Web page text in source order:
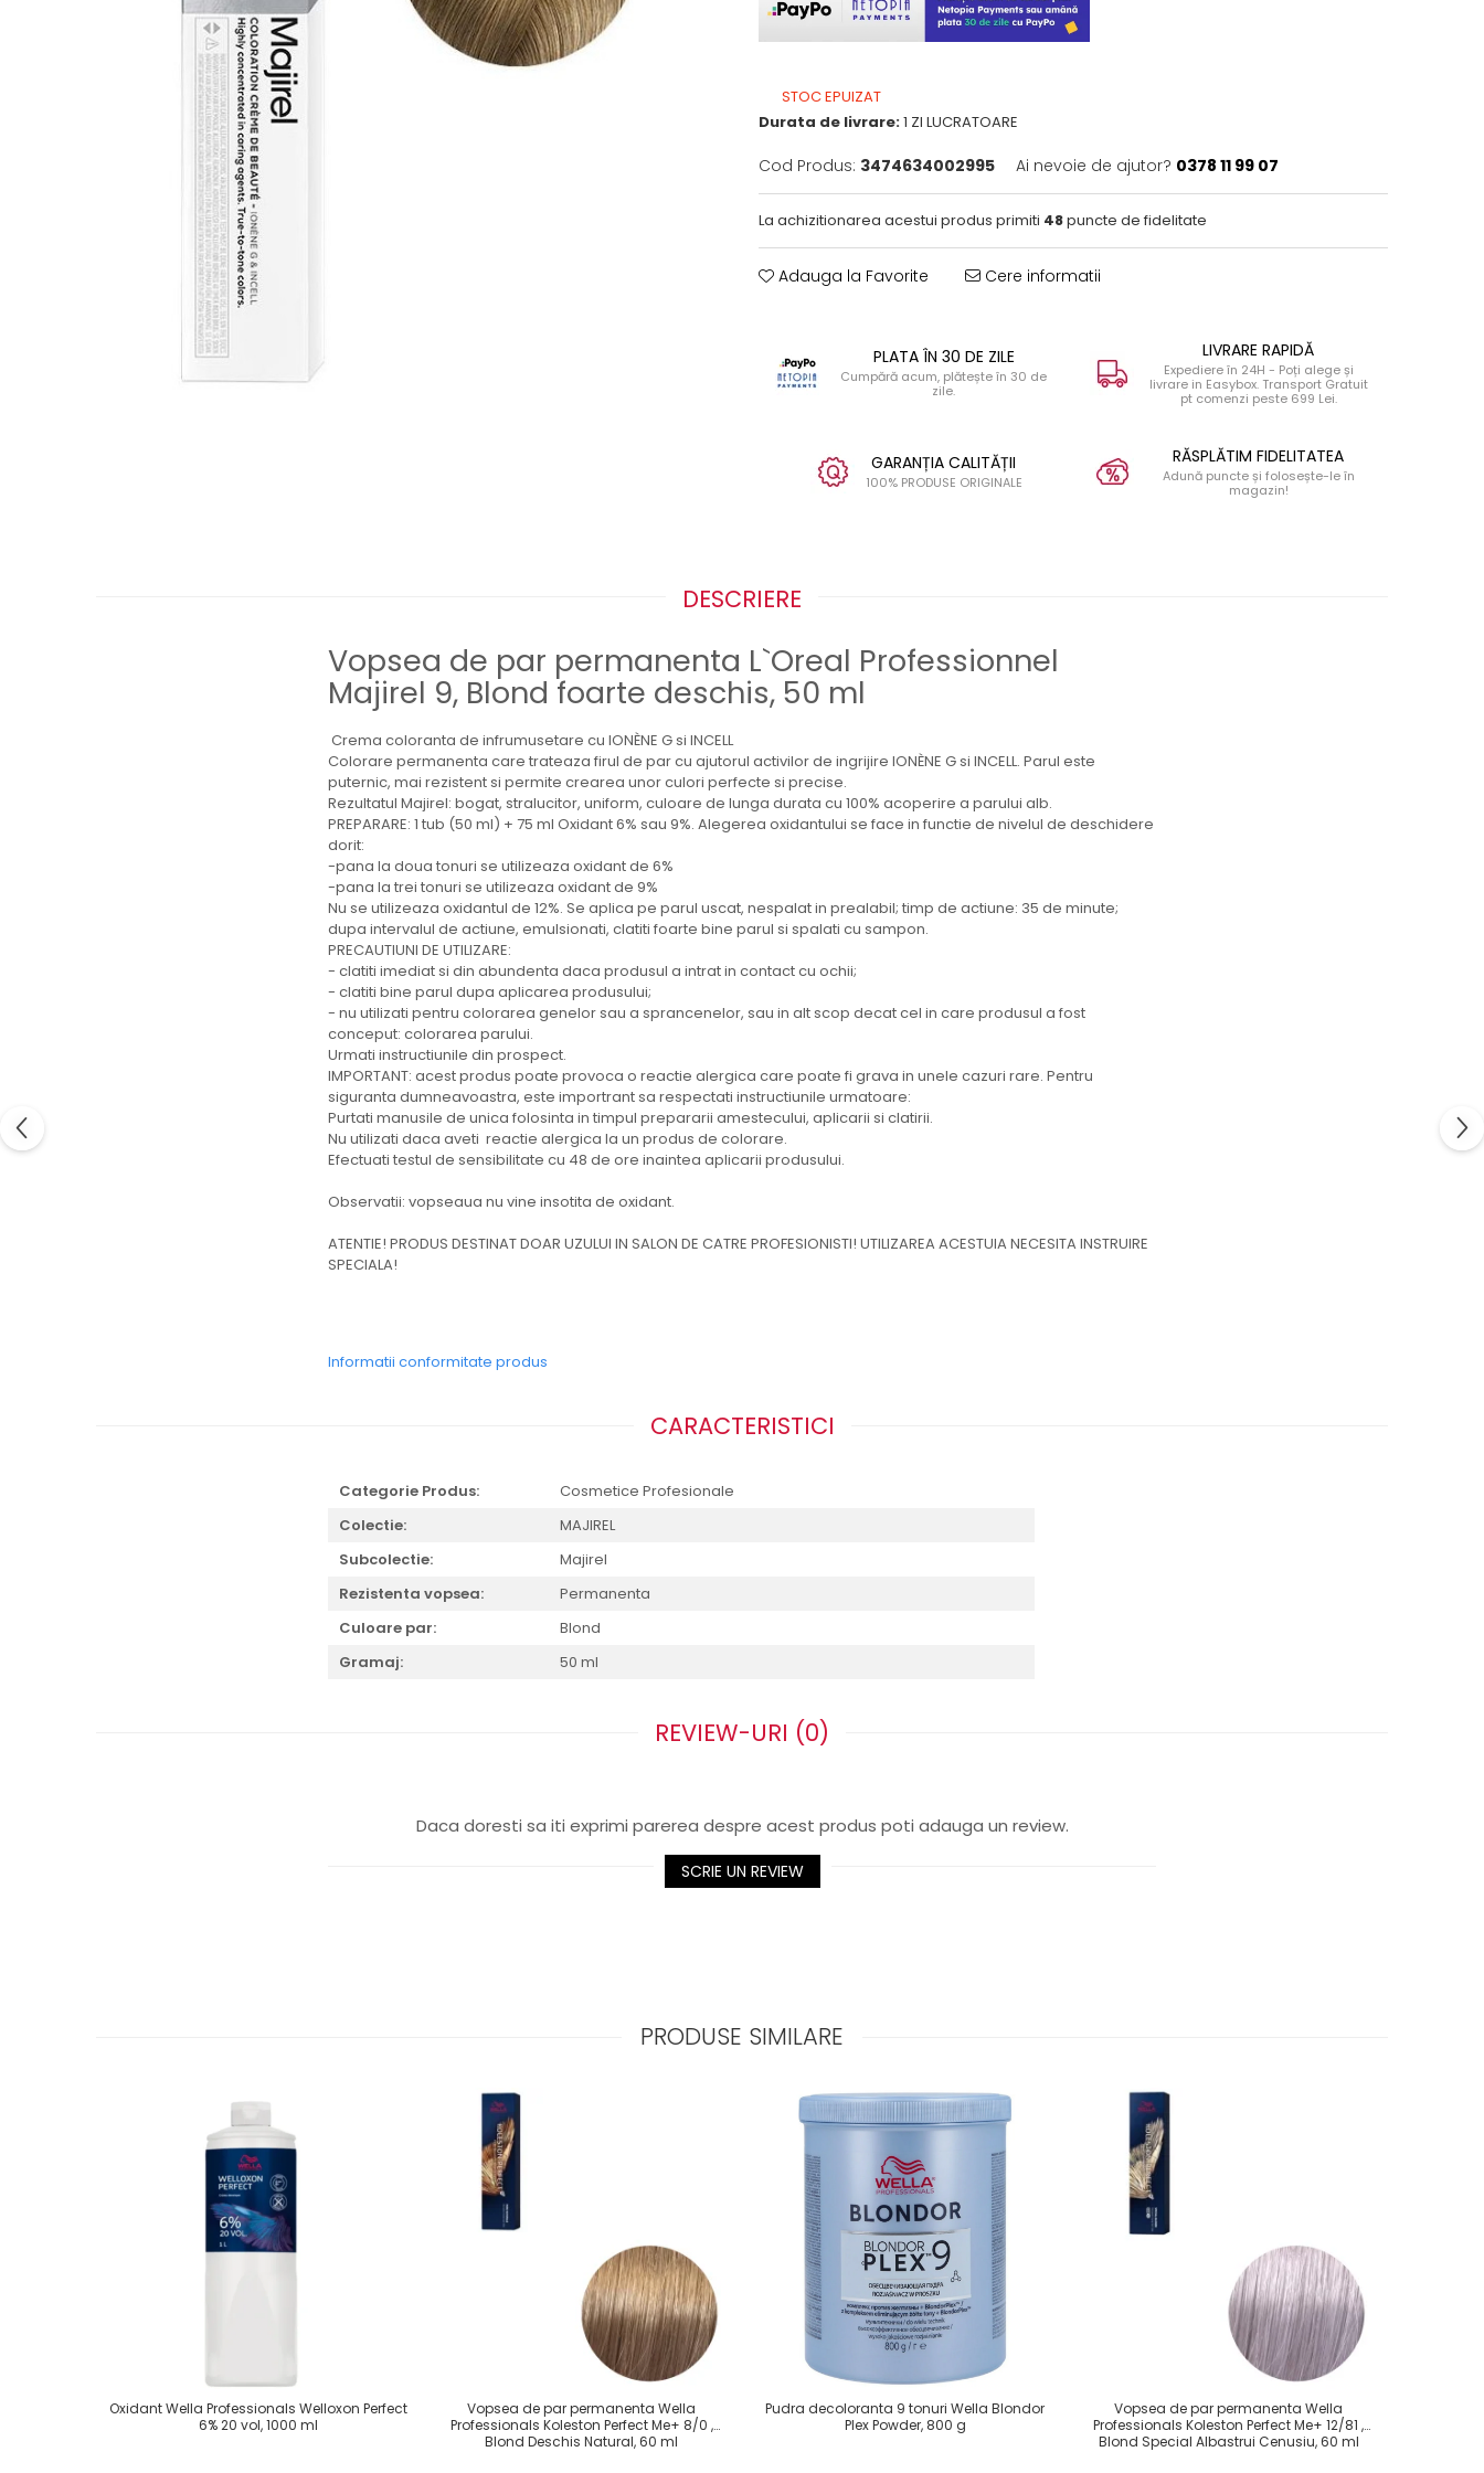
STOC EPUIZAT
Durata de livrare:1 ZI LUCRATOARE
Cod Produs: 3474634002995 Ai nevoie de ajutor? 0378 11 99 07
La achizitionarea acestui produs primiti 48puncte de fidelitate
Adauga la Favorite Cere informatii
PLATA ÎN 30 DE ZILE
Cumpără acum, plătește în 30 de
zile.
LIVRARE RAPIDĂ
Expediere în 24H - Poți alege și
livrare in Easybox. Transport Gratuit
pt comenzi peste 699 Lei.
GARANȚIA CALITĂȚII
100% PRODUSE ORIGINALE
RĂSPLĂTIM FIDELITATEA
Adună puncte și folosește-le în
magazin!
DESCRIERE
Vopsea de par permanenta L`Oreal Professionnel
Majirel 9, Blond foarte deschis, 50 ml
Crema coloranta de infrumusetare cu IONÈNE G si INCELL
Colorare permanenta care trateaza firul de par cu ajutorul activilor de ingrijire IONÈNE G si INCELL. Parul este
puternic, mai rezistent si permite crearea unor culori perfecte si precise.
Rezultatul Majirel: bogat, stralucitor, uniform, culoare de lunga durata cu 100% acoperire a parului alb.
PREPARARE: 1 tub (50 ml) + 75 ml Oxidant 6% sau 9%. Alegerea oxidantului se face in functie de nivelul de deschidere
dorit:
-pana la doua tonuri se utilizeaza oxidant de 6%
-pana la trei tonuri se utilizeaza oxidant de 9%
Nu se utilizeaza oxidantul de 12%. Se aplica pe parul uscat, nespalat in prealabil; timp de actiune: 35 de minute;
dupa intervalul de actiune, emulsionati, clatiti foarte bine parul si spalati cu sampon.
PRECAUTIUNI DE UTILIZARE:
- clatiti imediat si din abundenta daca produsul a intrat in contact cu ochii;
- clatiti bine parul dupa aplicarea produsului;
- nu utilizati pentru colorarea genelor sau a sprancenelor, sau in alt scop decat cel in care produsul a fost
conceput: colorarea parului.
Urmati instructiunile din prospect.
IMPORTANT: acest produs poate provoca o reactie alergica care poate fi grava in unele cazuri rare. Pentru
siguranta dumneavoastra, este importrant sa respectati instructiunile urmatoare:
Purtati manusile de unica folosinta in timpul prepararii amestecului, aplicarii si clatirii.
Nu utilizati daca aveti reactie alergica la un produs de colorare.
Efectuati testul de sensibilitate cu 48 de ore inaintea aplicarii produsului.
Observatii: vopseaua nu vine insotita de oxidant.
ATENTIE! PRODUS DESTINAT DOAR UZULUI IN SALON DE CATRE PROFESIONISTI! UTILIZAREA ACESTUIA NECESITA INSTRUIRE
SPECIALA!
Informatii conformitate produs
CARACTERISTICI
Categorie Produs:
Cosmetice Profesionale
Colectie:
MAJIREL
Subcolectie:
Majirel
Rezistenta vopsea:
Permanenta
Culoare par:
Blond
Gramaj:
50 ml
REVIEW-URI (0)
Daca doresti sa iti exprimi parerea despre acest produs poti adauga un review.
SCRIE UN REVIEW
PRODUSE SIMILARE
Oxidant Wella Professionals Welloxon Perfect
6% 20 vol, 1000 ml
Vopsea de par permanenta Wella
Professionals Koleston Perfect Me+ 8/0 ,
Blond Deschis Natural, 60 ml
Pudra decoloranta 9 tonuri Wella Blondor
Plex Powder, 800 g
Vopsea de par permanenta Wella
Professionals Koleston Perfect Me+ 12/81 ,
Blond Special Albastrui Cenusiu, 60 ml